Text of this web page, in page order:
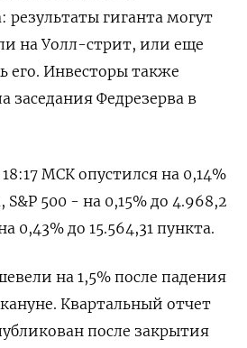
гиганта могут
на Уолл-стрит, или еще
его. Инвесторы также
заседания Федрезерва в
МСК опустился на 0,14%
S&P 500 - на 0,15% до 4.968,2​
0,43% до 15.564,31 пункта.
на 1,5% после падения
Квартальный отчет
после закрытия